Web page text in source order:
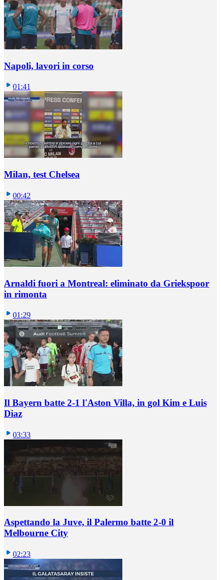
Napoli, lavori in corso
01:41
Milan, test Chelsea
00:42
Arnaldi fuori a Montreal: eliminato da Griekspoor
in rimonta
01:29
Il Bayern batte 2-1 l'Aston Villa, in gol Kim e Luis
Diaz
03:33
Aspettando la Juve, il Palermo batte 2-0 il
Melbourne City
02:23